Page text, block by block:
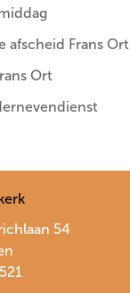
afscheid Frans Ort
Ort
54